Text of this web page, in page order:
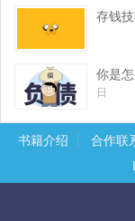
存钱
你是
日
书籍介绍 合作联